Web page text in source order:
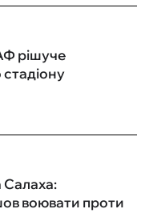
рішуче
воювати проти